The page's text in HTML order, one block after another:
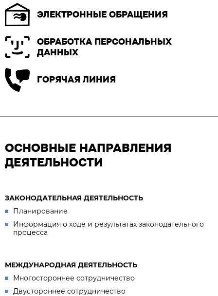
ЭЛЕКТРОННЫЕ ОБРАЩЕНИЯ
ОБРАБОТКА ПЕРСОНАЛЬНЫХ
ДАННЫХ
ГОРЯЧАЯ ЛИНИЯ
ОСНОВНЫЕ НАПРАВЛЕНИЯ
ДЕЯТЕЛЬНОСТИ
ЗАКОНОДАТЕЛЬНАЯ ДЕЯТЕЛЬНОСТЬ
Планирование
Информация о ходе и результатах законодательного
процесса
МЕЖДУНАРОДНАЯ ДЕЯТЕЛЬНОСТЬ
Многостороннее сотрудничество
Двустороннее сотрудничество